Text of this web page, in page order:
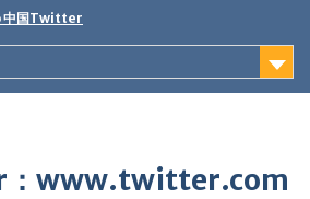
中国Twitter
：www.twitter.com